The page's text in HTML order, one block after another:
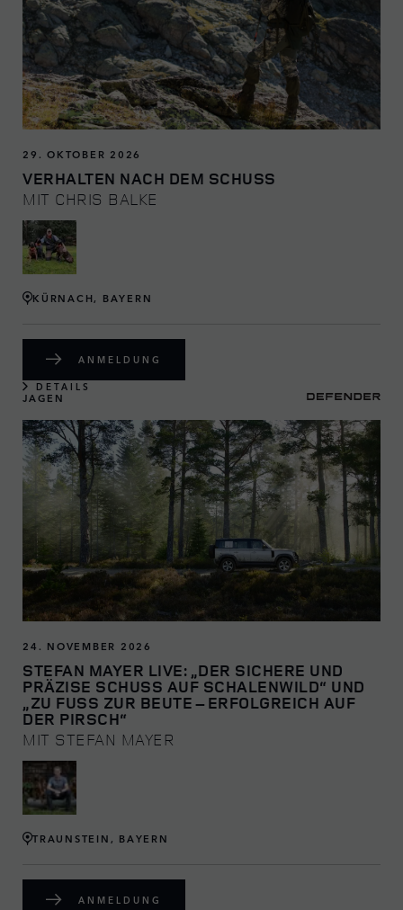
29. OKTOBER 2026
VERHALTEN NACH DEM SCHUSS
MIT CHRIS BALKE
KÜRNACH, BAYERN
ANMELDUNG
DETAILS
JAGEN
24. NOVEMBER 2026
STEFAN MAYER LIVE: „DER SICHERE UND
PRÄZISE SCHUSS AUF SCHALENWILD“ UND
„ZU FUSS ZUR BEUTE – ERFOLGREICH AUF D
ER PIRSCH“
MIT STEFAN MAYER
TRAUNSTEIN, BAYERN
ANMELDUNG